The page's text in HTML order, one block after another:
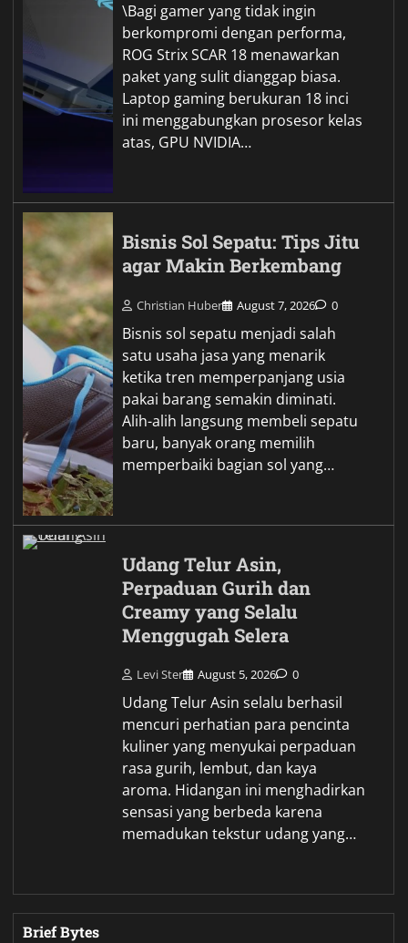
\Bagi gamer yang tidak ingin
berkompromi dengan performa,
ROG Strix SCAR 18 menawarkan
paket yang sulit dianggap biasa.
Laptop gaming berukuran 18 inci
ini menggabungkan prosesor kelas
atas, GPU NVIDIA…
Bisnis Sol Sepatu: Tips Jitu
agar Makin Berkembang
Christian Huber August 7, 2026 0
Bisnis sol sepatu menjadi salah
satu usaha jasa yang menarik
ketika tren memperpanjang usia
pakai barang semakin diminati.
Alih-alih langsung membeli sepatu
baru, banyak orang memilih
memperbaiki bagian sol yang…
Udang Telur Asin,
Perpaduan Gurih dan
Creamy yang Selalu
Menggugah Selera
Levi Ster August 5, 2026 0
Udang Telur Asin selalu berhasil
mencuri perhatian para pencinta
kuliner yang menyukai perpaduan
rasa gurih, lembut, dan kaya
aroma. Hidangan ini menghadirkan
sensasi yang berbeda karena
memadukan tekstur udang yang…
Brief Bytes